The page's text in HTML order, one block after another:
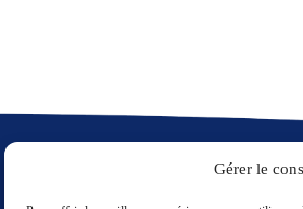
Gérer le